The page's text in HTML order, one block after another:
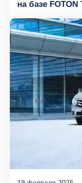
на базе FOTON